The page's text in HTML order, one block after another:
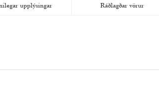
upplýsingar Ráðlagðar vörur